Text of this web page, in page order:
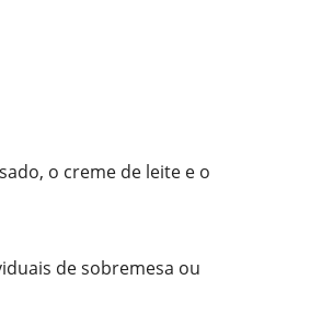
o creme de leite e o
de sobremesa ou